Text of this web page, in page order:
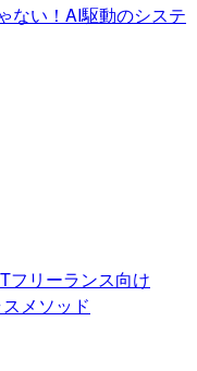
ない！AI駆動のシステ
フリーランス向け
メソッド